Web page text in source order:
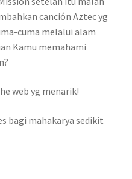
canción Aztec yg
cuma melalui alam
Kamu memahami
web yg menarik!
bagi mahakarya sedikit